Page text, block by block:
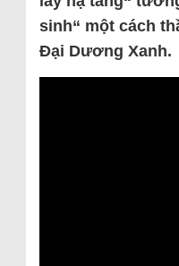
sinh“ một cách
Đại Dương Xanh.